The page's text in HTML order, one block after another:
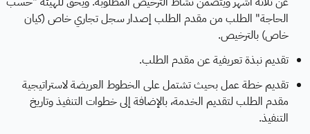
الحاجة" الطلب من مقدم الطلب إصدار سجل تجاري خاص (كيان
خاص) بالترخيص.
تقديم نبذة تعريفية عن مقدم الطلب.
تقديم خطة عمل بحيث تشتمل على الخطوط العريضة لاستراتيجية
مقدم الطلب لتقديم الخدمة، بالإضافة إلى خطوات التنفيذ وتاريخ
التنفيذ.